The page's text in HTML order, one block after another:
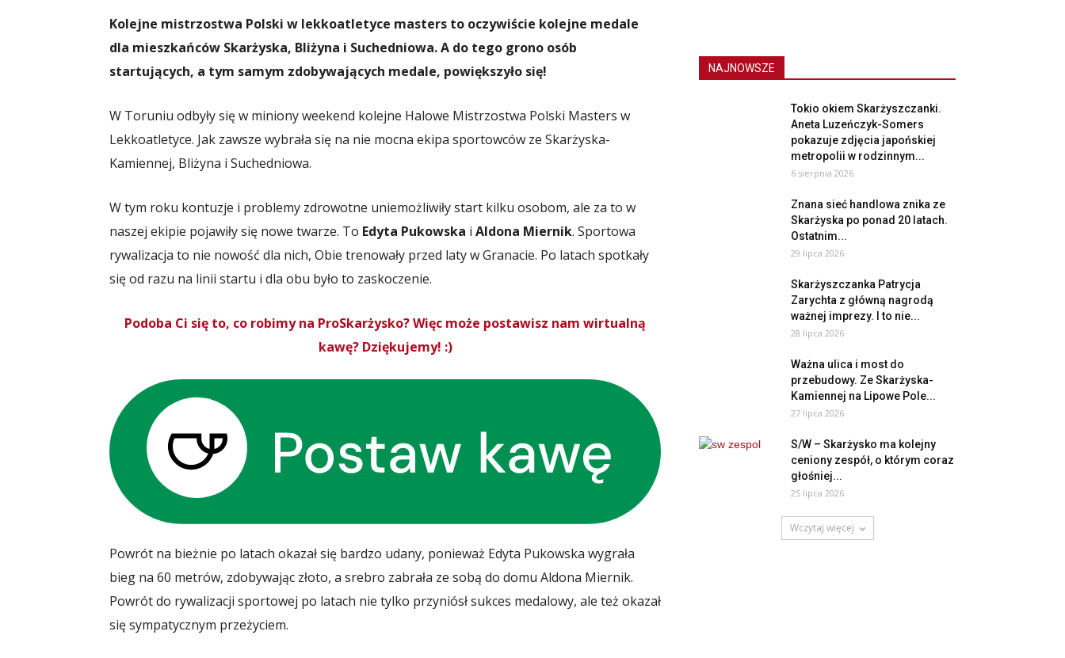
Kolejne mistrzostwa Polski w lekkoatletyce masters to oczywiście kolejne medale
dla mieszkańców Skarżyska, Bliżyna i Suchedniowa. A do tego grono osób
startujących, a tym samym zdobywających medale, powiększyło się!
W Toruniu odbyły się w miniony weekend kolejne Halowe Mistrzostwa Polski Masters w
Lekkoatletyce. Jak zawsze wybrała się na nie mocna ekipa sportowców ze Skarżyska-
Kamiennej, Bliżyna i Suchedniowa.
W tym roku kontuzje i problemy zdrowotne uniemożliwiły start kilku osobom, ale za to w
naszej ekipie pojawiły się nowe twarze. To Edyta Pukowska i Aldona Miernik. Sportowa
rywalizacja to nie nowość dla nich, Obie trenowały przed laty w Granacie. Po latach spotkały
się od razu na linii startu i dla obu było to zaskoczenie.
Podoba Ci się to, co robimy na ProSkarżysko? Więc może postawisz nam wirtualną
kawę? Dziękujemy! :)
Powrót na bieżnie po latach okazał się bardzo udany, ponieważ Edyta Pukowska wygrała
bieg na 60 metrów, zdobywając złoto, a srebro zabrała ze sobą do domu Aldona Miernik.
Powrót do rywalizacji sportowej po latach nie tylko przyniósł sukces medalowy, ale też okazał
się sympatycznym przeżyciem.
NAJNOWSZE
Tokio okiem Skarżyszczanki.
Aneta Luzeńczyk-Somers
pokazuje zdjęcia japońskiej
metropolii w rodzinnym...
6 sierpnia 2026
Znana sieć handlowa znika ze
Skarżyska po ponad 20 latach.
Ostatnim...
29 lipca 2026
Skarżyszczanka Patrycja
Zarychta z główną nagrodą
ważnej imprezy. I to nie...
28 lipca 2026
Ważna ulica i most do
przebudowy. Ze Skarżyska-
Kamiennej na Lipowe Pole...
27 lipca 2026
S/W – Skarżysko ma kolejny
ceniony zespół, o którym coraz
głośniej...
25 lipca 2026
Wczytaj więcej